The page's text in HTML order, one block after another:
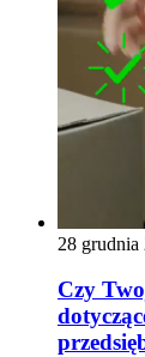
28 grudnia
Czy